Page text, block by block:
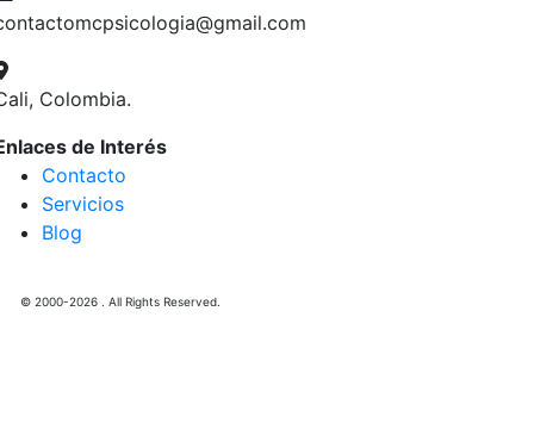
Colombia.
de Interés
Contacto
Servicios
Blog
© 2000-2026 . All Rights Reserved.